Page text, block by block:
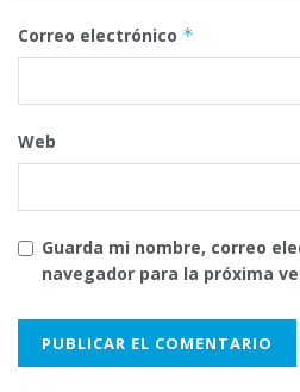
Correo electrónico *
Web
Guarda mi nombre, correo
navegador para la próxima